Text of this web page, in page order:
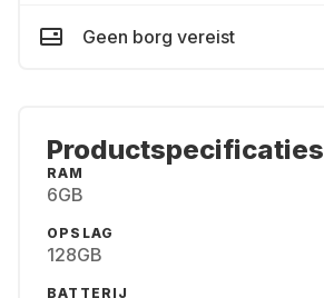
Geen borg vereist
Productspecificaties
RAM
6GB
OPSLAG
128GB
BATTERIJ